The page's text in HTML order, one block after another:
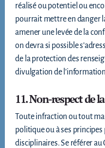
réalisé ou potentiel ou
pourrait mettre en danger
amener une levée de la
on devra si possible
de la protection des
divulgation de
11. Non-respect de
Toute infraction ou tout
politique ou à ses
disciplinaires. Se référer